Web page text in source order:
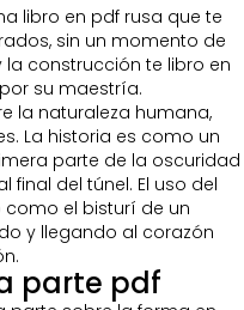
libro en pdf rusa que te
sin un momento de
la construcción te libro en
su maestría.
la naturaleza humana,
La historia es como un
parte de la oscuridad
final del túnel. El uso del
el bisturí de un
y llegando al corazón
parte pdf